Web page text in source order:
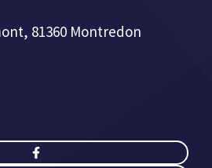
81360 Montredon